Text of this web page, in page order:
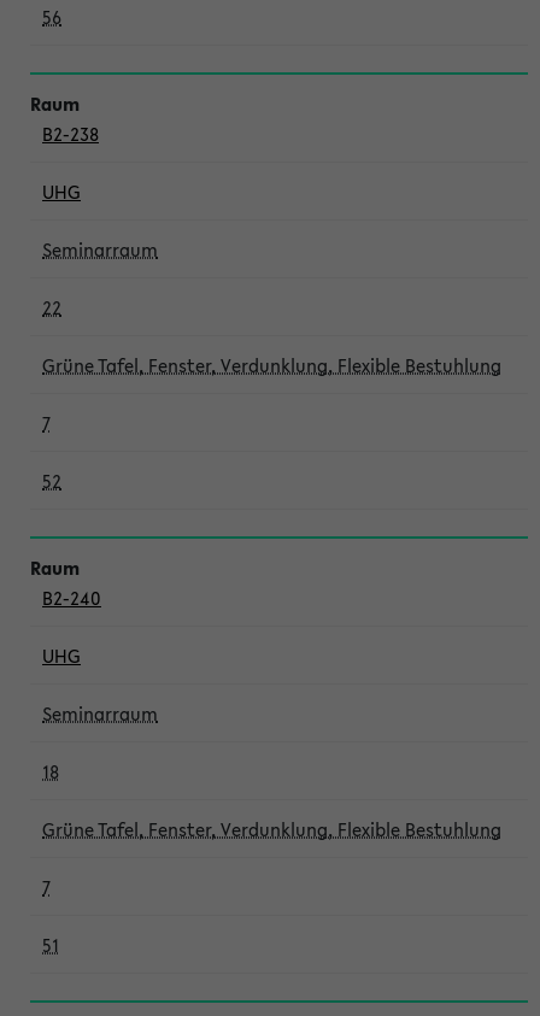
56
B2-238
UHG
Seminarraum
22
Grüne Tafel, Fenster, Verdunklung, Flexible Bestuhlung
7
52
B2-240
UHG
Seminarraum
18
Grüne Tafel, Fenster, Verdunklung, Flexible Bestuhlung
7
51